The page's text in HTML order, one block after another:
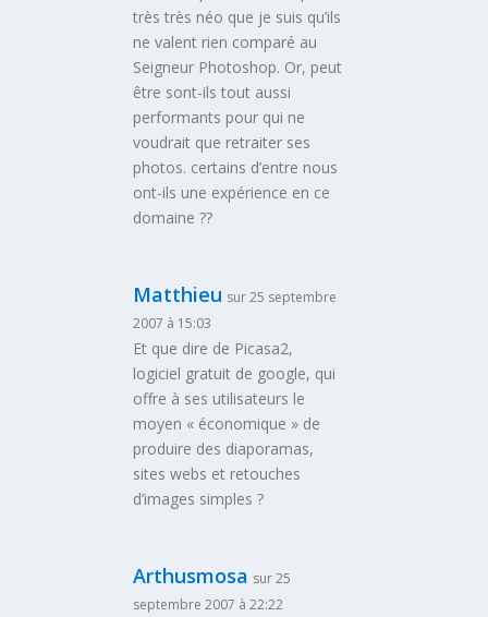
très très néo que je suis qu’ils
ne valent rien comparé au
Seigneur Photoshop. Or, peut
être sont-ils tout aussi
performants pour qui ne
voudrait que retraiter ses
photos. certains d’entre nous
ont-ils une expérience en ce
domaine ??
Matthieu sur 25 septembre
2007 à 15:03
Et que dire de Picasa2,
logiciel gratuit de google, qui
offre à ses utilisateurs le
moyen « économique » de
produire des diaporamas,
sites webs et retouches
d’images simples ?
Arthusmosa sur 25
septembre 2007 à 22:22